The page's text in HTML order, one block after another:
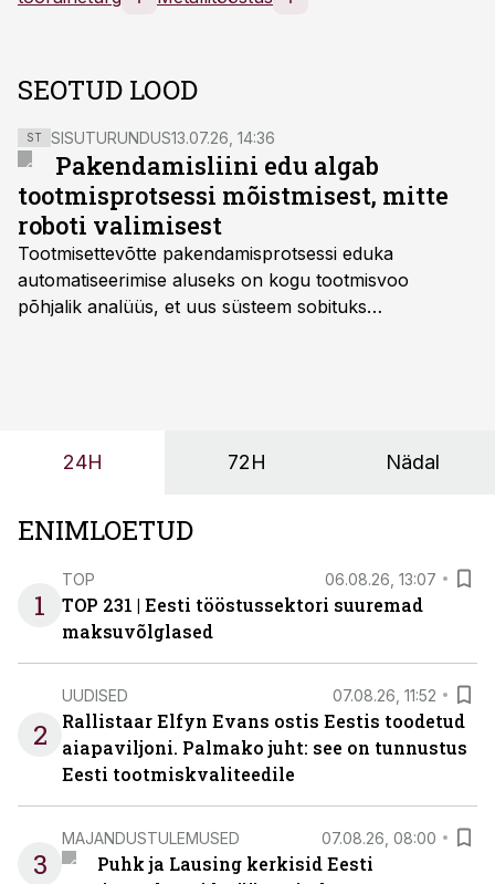
SEOTUD LOOD
ST SISUTURUNDUS13.07.26, 14:36
Pakendamisliini edu algab
tootmisprotsessi mõistmisest, mitte
roboti valimisest
Tootmisettevõtte pakendamisprotsessi eduka
automatiseerimise aluseks on kogu tootmisvoo
põhjalik analüüs, et uus süsteem sobituks
OÜ tegevjuht Sander Mitendorf.
24H 72H Nädal
ENIMLOETUD
1
TOP 06.08.26, 13:07
TOP 231 | Eesti tööstussektori suuremad
maksuvõlglased
2
UUDISED 07.08.26, 11:52
Rallistaar Elfyn Evans ostis Eestis toodetud
aiapaviljoni. Palmako juht: see on tunnustus
Eesti tootmiskvaliteedile
3
MAJANDUSTULEMUSED 07.08.26, 08:00
Puhk ja Lausing kerkisid Eesti